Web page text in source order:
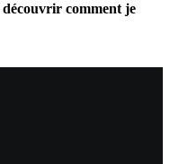
découvrir comment je